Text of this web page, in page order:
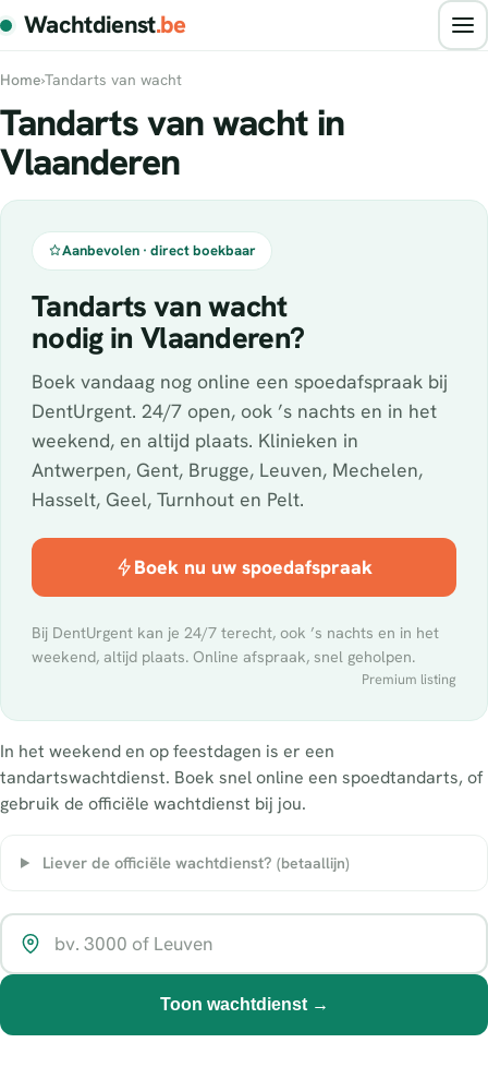
Wachtdienst.be
Home›Tandarts van wacht
Tandarts van wacht in
Vlaanderen
Aanbevolen · direct boekbaar
Tandarts van wacht
nodig in Vlaanderen?
Boek vandaag nog online een spoedafspraak bij
DentUrgent. 24/7 open, ook ’s nachts en in het
weekend, en altijd plaats. Klinieken in
Antwerpen, Gent, Brugge, Leuven, Mechelen,
Hasselt, Geel, Turnhout en Pelt.
Boek nu uw spoedafspraak
Bij DentUrgent kan je 24/7 terecht, ook ’s nachts en in het
weekend, altijd plaats. Online afspraak, snel geholpen.
Premium listing
In het weekend en op feestdagen is er een
tandartswachtdienst. Boek snel online een spoedtandarts, of
gebruik de officiële wachtdienst bij jou.
Liever de officiële wachtdienst? (betaallijn)
Toon wachtdienst →